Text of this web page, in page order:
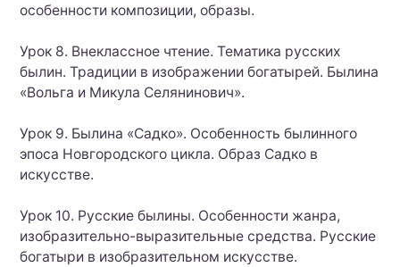
особенности композиции, образы.
Урок 8. Внеклассное чтение. Тематика русских
былин. Традиции в изображении богатырей. Былина
«Вольга и Микула Селянинович».
Урок 9. Былина «Садко». Особенность былинного
эпоса Новгородского цикла. Образ Садко в
искусстве.
Урок 10. Русские былины. Особенности жанра,
изобразительно-выразительные средства. Русские
богатыри в изобразительном искусстве.